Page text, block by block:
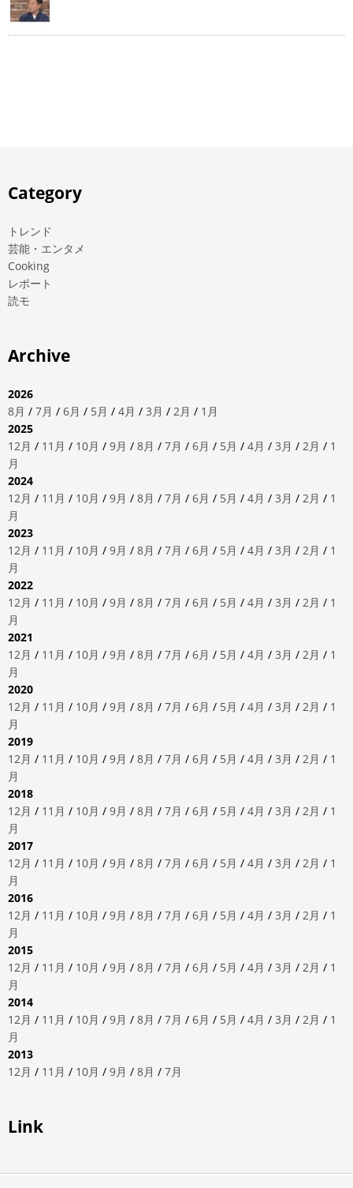
Category
トレンド
芸能・エンタメ
Cooking
レポート
読モ
Archive
2026
8月 / 7月 / 6月 / 5月 / 4月 / 3月 / 2月 / 1月
2025
12月 / 11月 / 10月 / 9月 / 8月 / 7月 / 6月 / 5月 / 4月 / 3月 / 2月 / 1
月
2024
12月 / 11月 / 10月 / 9月 / 8月 / 7月 / 6月 / 5月 / 4月 / 3月 / 2月 / 1
月
2023
12月 / 11月 / 10月 / 9月 / 8月 / 7月 / 6月 / 5月 / 4月 / 3月 / 2月 / 1
月
2022
12月 / 11月 / 10月 / 9月 / 8月 / 7月 / 6月 / 5月 / 4月 / 3月 / 2月 / 1
月
2021
12月 / 11月 / 10月 / 9月 / 8月 / 7月 / 6月 / 5月 / 4月 / 3月 / 2月 / 1
月
2020
12月 / 11月 / 10月 / 9月 / 8月 / 7月 / 6月 / 5月 / 4月 / 3月 / 2月 / 1
月
2019
12月 / 11月 / 10月 / 9月 / 8月 / 7月 / 6月 / 5月 / 4月 / 3月 / 2月 / 1
月
2018
12月 / 11月 / 10月 / 9月 / 8月 / 7月 / 6月 / 5月 / 4月 / 3月 / 2月 / 1
月
2017
12月 / 11月 / 10月 / 9月 / 8月 / 7月 / 6月 / 5月 / 4月 / 3月 / 2月 / 1
月
2016
12月 / 11月 / 10月 / 9月 / 8月 / 7月 / 6月 / 5月 / 4月 / 3月 / 2月 / 1
月
2015
12月 / 11月 / 10月 / 9月 / 8月 / 7月 / 6月 / 5月 / 4月 / 3月 / 2月 / 1
月
2014
12月 / 11月 / 10月 / 9月 / 8月 / 7月 / 6月 / 5月 / 4月 / 3月 / 2月 / 1
月
2013
12月 / 11月 / 10月 / 9月 / 8月 / 7月
Link